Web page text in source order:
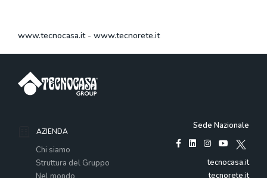
www.tecnocasa.it- www.tecnorete.it
AZIENDA
Chi siamo
Struttura del Gruppo
Sede Nazionale
tecnocasa.it